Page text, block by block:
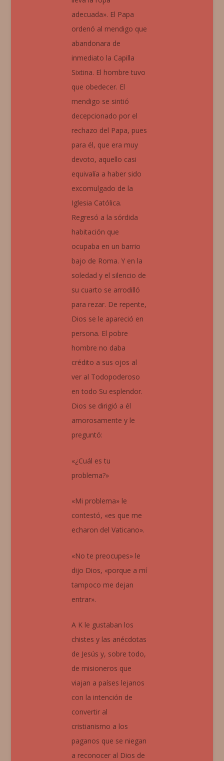
adecuada». El Papa
ordenó al mendigo que
abandonara de
inmediato la Capilla
Sixtina. El hombre tuvo
que obedecer. El
mendigo se sintió
decepcionado por el
rechazo del Papa, pues
para él, que era muy
devoto, aquello casi
equivalía a haber sido
excomulgado de la
Iglesia Católica.
Regresó a la sórdida
habitación que
ocupaba en un barrio
bajo de Roma. Y en la
soledad y el silencio de
su cuarto se arrodilló
para rezar. De repente,
Dios se le apareció en
persona. El pobre
hombre no daba
crédito a sus ojos al
ver al Todopoderoso
en todo Su esplendor.
Dios se dirigió a él
amorosamente y le
preguntó:
«¿Cuál es tu
problema?»
«Mi problema» le
contestó, «es que me
echaron del Vaticano».
«No te preocupes» le
dijo Dios, «porque a mí
tampoco me dejan
entrar».
A K le gustaban los
chistes y las anécdotas
de Jesús y, sobre todo,
de misioneros que
viajan a países lejanos
con la intención de
convertir al
cristianismo a los
paganos que se niegan
a reconocer al Dios de